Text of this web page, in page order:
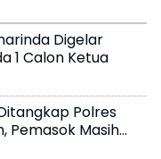
Digelar
1 Calon Ketua
Polres
Pemasok Masih